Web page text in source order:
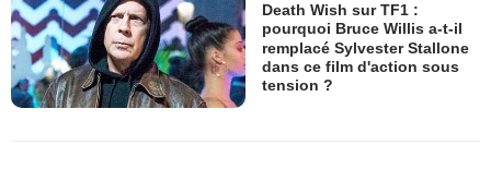
Death Wish sur TF1 :
pourquoi Bruce Willis a-t-il
remplacé Sylvester Stallone
dans ce film d'action sous
tension ?